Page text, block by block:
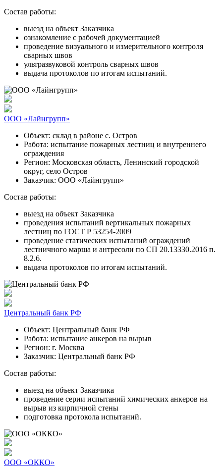
Состав работы:
выезд на объект Заказчика
ознакомление с рабочей документацией
проведение визуального и измерительного контроля
сварных швов
ультразвуковой контроль сварных швов
выдача протоколов по итогам испытаний.
ООО «Лайнгрупп»
Объект: склад в районе с. Остров
Работа: испытание пожарных лестниц и внутреннего
ограждения
Регион: Московская область, Ленинский городской
округ, село Остров
Заказчик: ООО «Лайнгрупп»
Состав работы:
выезд на объект Заказчика
проведения испытаний вертикальных пожарных
лестниц по ГОСТ Р 53254-2009
проведение статических испытаний ограждений
лестничного марша и антресоли по СП 20.13330.2016 п.
8.2.6.
выдача протоколов по итогам испытаний.
Центральный банк РФ
Объект: Центральный банк РФ
Работа: испытание анкеров на вырыв
Регион: г. Москва
Заказчик: Центральный банк РФ
Состав работы:
выезд на объект Заказчика
проведение серии испытаний химических анкеров на
вырыв из кирпичной стены
подготовка протокола испытаний.
ООО «ОККО»